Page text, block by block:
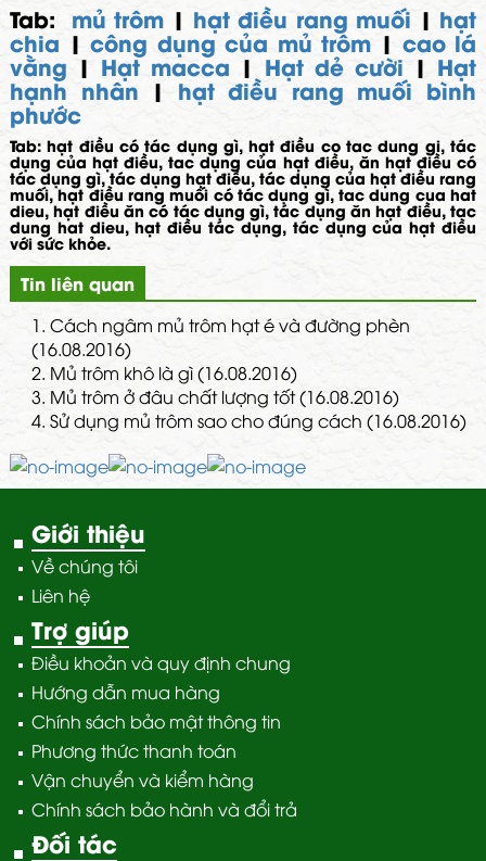
Tab: mủ trôm | hạt điều rang muối | hạt
chia |công dụng của mủ trôm | cao lá
vằng | Hạt macca | Hạt dẻ cười | Hạt
hạnh nhân | hạt điều rang muối bình
phước
Tab: hạt điều có tác dụng gì, hạt điều co tac dung gi, tác
dụng của hạt điều, tac dụng của hạt điều, ăn hạt điều có
tác dụng gì, tác dụng hạt điều, tác dụng của hạt điều rang
muối, hạt điều rang muối có tác dụng gì, tac dung cua hat
dieu, hạt điều ăn có tác dụng gì, tác dụng ăn hạt điều, tac
dung hat dieu, hạt điều tác dụng, tác dụng của hạt điều
với sức khỏe.
Tin liên quan
1. Cách ngâm mủ trôm hạt é và đường phèn
(16.08.2016)
2. Mủ trôm khô là gì (16.08.2016)
3. Mủ trôm ở đâu chất lượng tốt (16.08.2016)
4. Sử dụng mủ trôm sao cho đúng cách (16.08.2016)
Giới thiệu
Về chúng tôi
Liên hệ
Trợ giúp
Điều khoản và quy định chung
Hướng dẫn mua hàng
Chính sách bảo mật thông tin
Phương thức thanh toán
Vận chuyển và kiểm hàng
Chính sách bảo hành và đổi trả
Đối tác